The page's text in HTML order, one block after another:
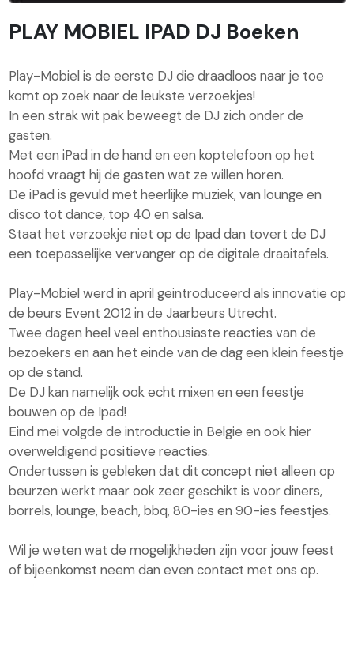
PLAY MOBIEL IPAD DJ Boeken
Play-Mobiel is de eerste DJ die draadloos naar je toe
komt op zoek naar de leukste verzoekjes!
In een strak wit pak beweegt de DJ zich onder de
gasten.
Met een iPad in de hand en een koptelefoon op het
hoofd vraagt hij de gasten wat ze willen horen.
De iPad is gevuld met heerlijke muziek, van lounge en
disco tot dance, top 40 en salsa.
Staat het verzoekje niet op de Ipad dan tovert de DJ
een toepasselijke vervanger op de digitale draaitafels.
Play-Mobiel werd in april geintroduceerd als innovatie op
de beurs Event 2012 in de Jaarbeurs Utrecht.
Twee dagen heel veel enthousiaste reacties van de
bezoekers en aan het einde van de dag een klein feestje
op de stand.
De DJ kan namelijk ook echt mixen en een feestje
bouwen op de Ipad!
Eind mei volgde de introductie in Belgie en ook hier
overweldigend positieve reacties.
Ondertussen is gebleken dat dit concept niet alleen op
beurzen werkt maar ook zeer geschikt is voor diners,
borrels, lounge, beach, bbq, 80-ies en 90-ies feestjes.
Wil je weten wat de mogelijkheden zijn voor jouw feest
of bijeenkomst neem dan even contact met ons op.